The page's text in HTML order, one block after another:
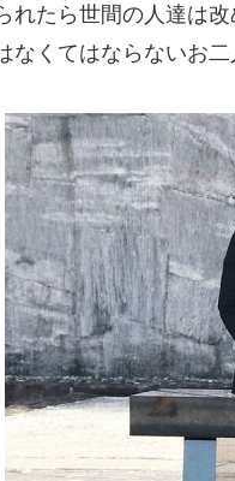
れたら世間の人達は
なくてはならないお